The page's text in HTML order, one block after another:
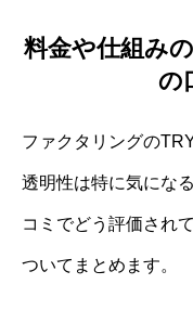
料金や仕組み
の
ファクタリングの
透明性は特に気にな
コミでどう評価され
ついてまとめます。